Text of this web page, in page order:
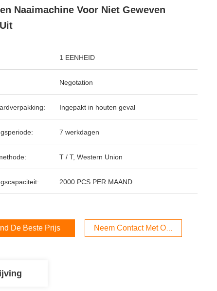
Naaimachine Voor Niet Geweven
1 EENHEID
Negotation
Ingepakt in houten geval
7 werkdagen
T / T, Western Union
2000 PCS PER MAAND
De Beste Prijs Neem Contact Met Ons Op